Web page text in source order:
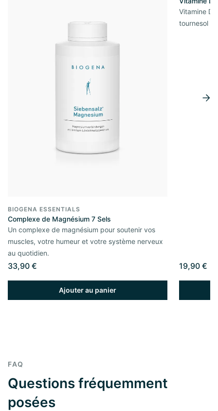
BIOGENA ESSENTIALS
Complexe de Magnésium 7 Sels
Un complexe de magnésium pour soutenir vos
muscles, votre humeur et votre système nerveux
au quotidien.
33,90 €
Ajouter au panier
Vitamine
tournesol
19,90 €
FAQ
Questions fréquemment
posées